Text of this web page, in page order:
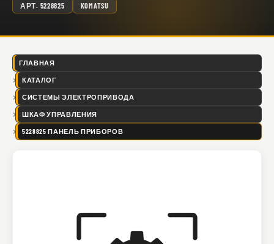
АРТ. 5228825 KOMATSU
ГЛАВНАЯ
КАТАЛОГ
СИСТЕМЫ ЭЛЕКТРОПРИВОДА
ШКАФ УПРАВЛЕНИЯ
5228825 ПАНЕЛЬ ПРИБОРОВ